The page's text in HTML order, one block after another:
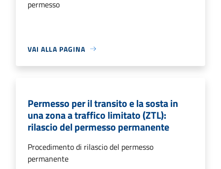
permesso
VAI ALLA PAGINA
Permesso per il transito e la sosta in
una zona a traffico limitato (ZTL):
rilascio del permesso permanente
Procedimento di rilascio del permesso
permanente